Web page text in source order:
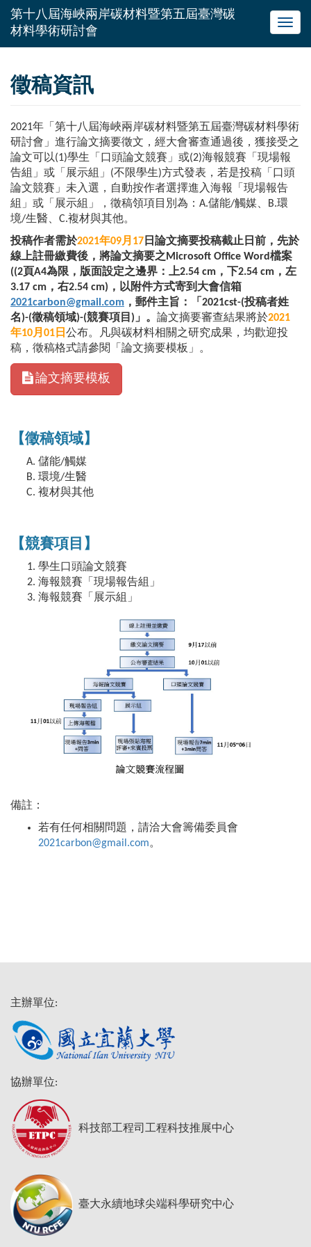
徵稿資訊
2021年「第十八屆海峽兩岸碳材料暨第五屆臺灣碳材料學術
研討會」進行論文摘要徵文，經大會審查通過後，獲接受之
論文可以(1)學生「口頭論文競賽」或(2)海報競賽「現場報
告組」或「展示組」(不限學生)方式發表，若是投稿「口頭
論文競賽」未入選，自動按作者選擇進入海報「現場報告
組」或「展示組」，徵稿領項目別為：A.儲能/觸媒、B.環
境/生醫、C.複材與其他。
投稿作者需於2021年09月17 日論文摘要投稿截止日前，先於
線上註冊繳費後，將論文摘要之Microsoft Office Word檔案
((2頁A4為限，版面設定之邊界：上2.54 cm，下2.54 cm，左
3.17 cm，右2.54 cm)，以附件方式寄到大會信箱
2021carbon@gmail.com ，郵件主旨：「2021cst-(投稿者姓
名)-(徵稿領域)-(競賽項目)」。 論文摘要審查結果將於2021
年10月01日 公布。凡與碳材料相關之研究成果，均歡迎投
稿，徵稿格式請參閱「論文摘要模板」。
論文摘要模板
【徵稿領域】
儲能/觸媒
環境/生醫
複材與其他
【競賽項目】
學生口頭論文競賽
海報競賽「現場報告組」
海報競賽「展示組」
備註：
若有任何相關問題，請洽大會籌備委員會
2021carbon@gmail.com。
主辦單位:
協辦單位:
科技部工程司工程科技推展中心
臺大永續地球尖端科學研究中心